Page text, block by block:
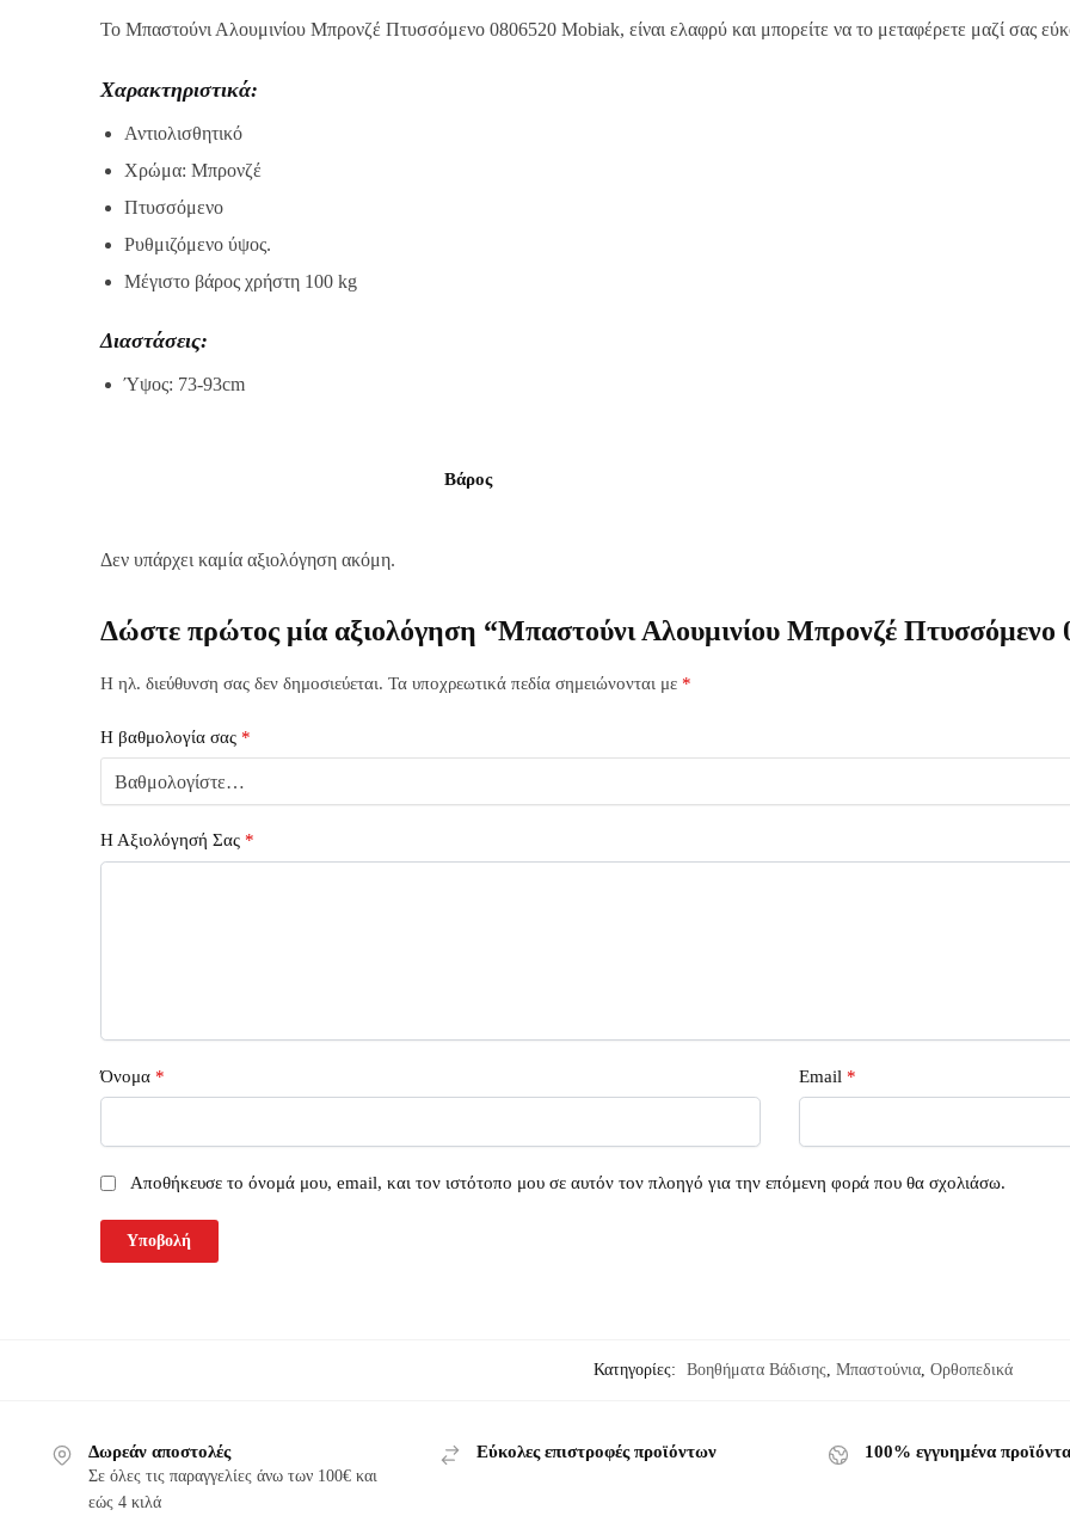
Το Μπαστούνι Αλουμινίου Μπρονζέ Πτυσσόμενο 0806520 Mobiak, είναι ελαφρύ και μπορείτε να το μεταφέρετε μαζί σας
Χαρακτηριστικά:
Αντιολισθητικό
Χρώμα: Μπρονζέ
Πτυσσόμενο
Ρυθμιζόμενο ύψος.
Μέγιστο βάρος χρήστη 100 kg
Διαστάσεις:
Ύψος: 73-93cm
Βάρος
Δεν υπάρχει καμία αξιολόγηση ακόμη.
Δώστε πρώτος μία αξιολόγηση “Μπαστούνι Αλουμινίου Μπρονζέ
Η ηλ. διεύθυνση σας δεν δημοσιεύεται. Τα υποχρεωτικά πεδία σημειώνονται με *
Η βαθμολογία σας *
Η Αξιολόγησή Σας *
Όνομα * Email *
Αποθήκευσε το όνομά μου, email, και τον ιστότοπο μου σε αυτόν τον πλοηγό για την επόμενη φορά που θα σχολιάσω.
Κατηγορίες: Βοηθήματα Βάδισης Μπαστούνια, Ορθοπεδικά
Δωρεάν αποστολές
Σε όλες τις παραγγελίες άνω των 100€ και
εώς 4 κιλά
Εύκολες επιστροφές προϊόντων 100% εγγυημένα προϊόντα